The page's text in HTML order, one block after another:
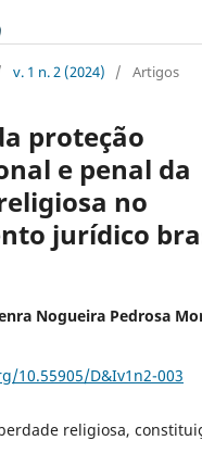
v. 1 n. 2 (2024) / Artigos
proteção
e penal da
no
jurídico
Nogueira Pedrosa
10.55905/D&Iv1n2-003
religiosa,